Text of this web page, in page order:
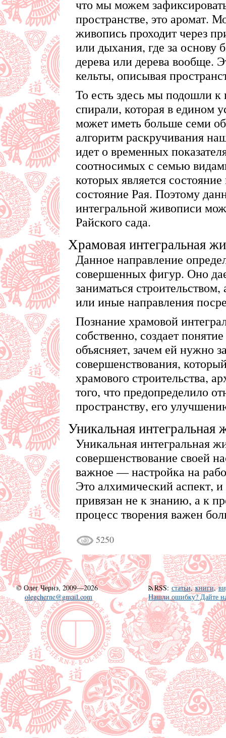
что мы можем
пространстве, это аромат.
живопись проходит через
или дыхания, где за основу
дерева или дерева вообще.
кельты, описывая
То есть здесь мы подошли
спирали, которая в едином
может иметь больше семи
алгоритм раскручивания
идет о временных
соотносимых с семью
которых является
состояние Рая. Поэтому
интегральной живописи
Райского сада.
Храмовая интегральная
Данное направление
совершенных фигур. Оно
заниматься строительством,
или иные направления
Познание храмовой
собственно, создает
объясняет, зачем ей нужно
совершенствования,
храмового строительства,
того, что предопределило
пространству, его
Уникальная интегральная
Уникальная интегральная
совершенствование своей
важное — настройка на
Это алхимический аспект,
привязан не к знанию, а к
процесс творения важен
5250
© Олег Чернэ, 2009—2026
olegcherne@gmail.com
RSS: статьи,книги,
Нашли ошибку? Дайте